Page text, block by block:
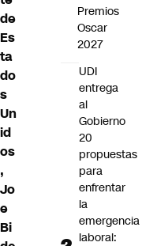
de
Es
ta
do
s
Un
id
os
,
Jo
e
Bi
Premios
Oscar
2027
UDI
entrega
al
Gobierno
20
propuestas
para
enfrentar
la
emergencia
laboral: